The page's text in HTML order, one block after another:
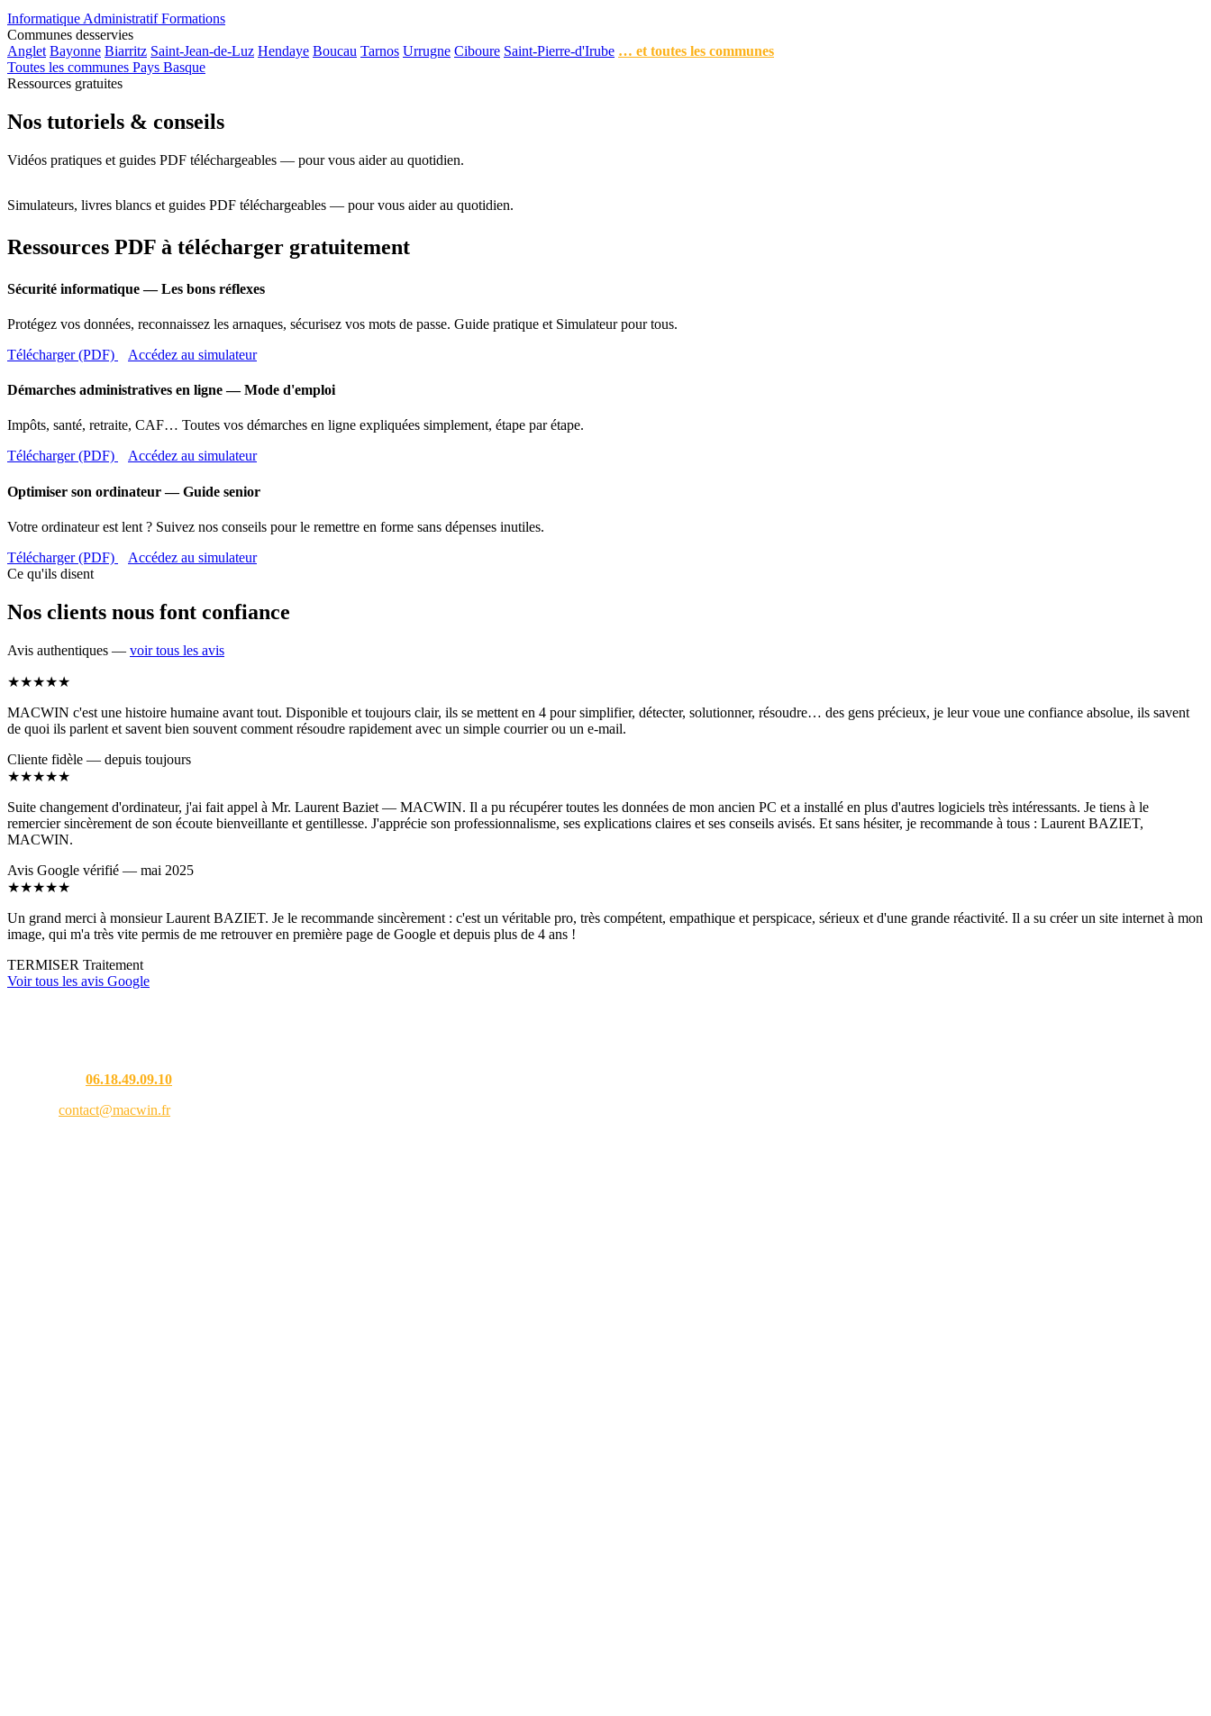
Informatique AdministratifFormations
Communes desservies
Anglet Bayonne Biarritz Saint-Jean-de-Luz Hendaye Boucau Tarnos Urrugne Ciboure Saint-Pierre-d'Irube … et toutes les communes
Toutes les communes Pays Basque
Ressources gratuites
Nos tutoriels & conseils
Vidéos pratiques et guides PDF téléchargeables — pour vous aider au quotidien.
Simulateurs, livres blancs et guides PDF téléchargeables — pour vous aider au quotidien.
Ressources PDF à télécharger gratuitement
Sécurité informatique — Les bons réflexes
Protégez vos données, reconnaissez les arnaques, sécurisez vos mots de passe. Guide pratique et Simulateur pour tous.
Télécharger (PDF)
Accédez au simulateur
Démarches administratives en ligne — Mode d'emploi
Impôts, santé, retraite, CAF… Toutes vos démarches en ligne expliquées simplement, étape par étape.
Télécharger (PDF)
Accédez au simulateur
Optimiser son ordinateur — Guide senior
Votre ordinateur est lent ? Suivez nos conseils pour le remettre en forme sans dépenses inutiles.
Télécharger (PDF)
Accédez au simulateur
Ce qu'ils disent
Nos clients nous font confiance
Avis authentiques — voir tous les avis
★★★★★
MACWIN c'est une histoire humaine avant tout. Disponible et toujours clair, ils se mettent en 4 pour simplifier, détecter, solutionner, résoudre… des gens précieux, je leur voue une confiance absolue, ils savent
de quoi ils parlent et savent bien souvent comment résoudre rapidement avec un simple courrier ou un e-mail.
Cliente fidèle — depuis toujours
★★★★★
Suite changement d'ordinateur, j'ai fait appel à Mr. Laurent Baziet — MACWIN. Il a pu récupérer toutes les données de mon ancien PC et a installé en plus d'autres logiciels très intéressants. Je tiens à le
remercier sincèrement de son écoute bienveillante et gentillesse. J'apprécie son professionnalisme, ses explications claires et ses conseils avisés. Et sans hésiter, je recommande à tous : Laurent BAZIET,
MACWIN.
Avis Google vérifié — mai 2025
★★★★★
Un grand merci à monsieur Laurent BAZIET. Je le recommande sincèrement : c'est un véritable pro, très compétent, empathique et perspicace, sérieux et d'une grande réactivité. Il a su créer un site internet à mon
image, qui m'a très vite permis de me retrouver en première page de Google et depuis plus de 4 ans !
TERMISER Traitement
Voir tous les avis Google
06.18.49.09.10
contact@macwin.fr